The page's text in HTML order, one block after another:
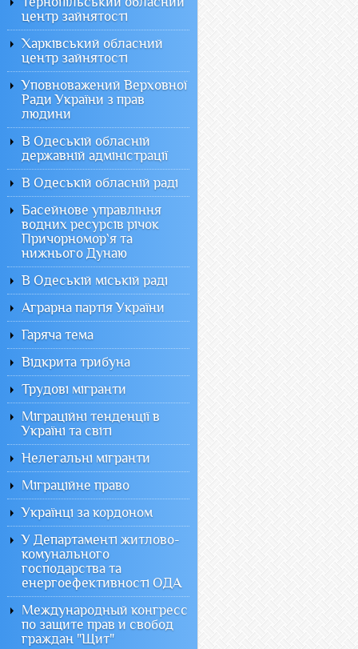
центр зайнятості
Харківський обласний
центр зайнятості
Уповноважений Верховної
Ради України з прав
людини
В Одеській обласній
державній адміністрації
В Одеській обласній раді
Басейнове управління
водних ресурсів річок
Причорномор`я та
нижнього Дунаю
В Одеській міській раді
Аграрна партія України
Гаряча тема
Відкрита трибуна
Трудові мігранти
Міграційні тенденції в
Україні та світі
Нелегальні мігранти
Міграційне право
Українці за кордоном
У Департаменті житлово-
комунального
господарства та
енергоефективності ОДА
Международный конгресс
по защите прав и свобод
граждан "Щит"